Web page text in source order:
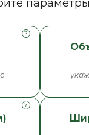
параметры